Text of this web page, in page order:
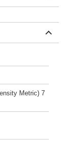
Metric) 7